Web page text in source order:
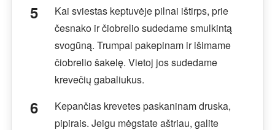
Kai sviestas keptuvėje pilnai ištirps, prie
česnako ir čiobrelio sudedame smulkintą
svogūną. Trumpai pakepinam ir išimame
čiobrelio šakelę. Vietoj jos sudedame
krevečių gabaliukus.
Kepančias krevetes paskaninam druska,
pipirais. Jeigu mėgstate aštriau, galite